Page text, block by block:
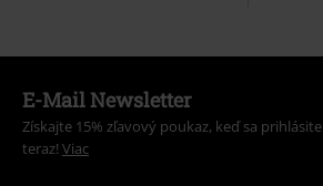
E-Mail Newsletter
Získajte 15% zľavový poukaz, keď sa prihlásite
teraz! Viac